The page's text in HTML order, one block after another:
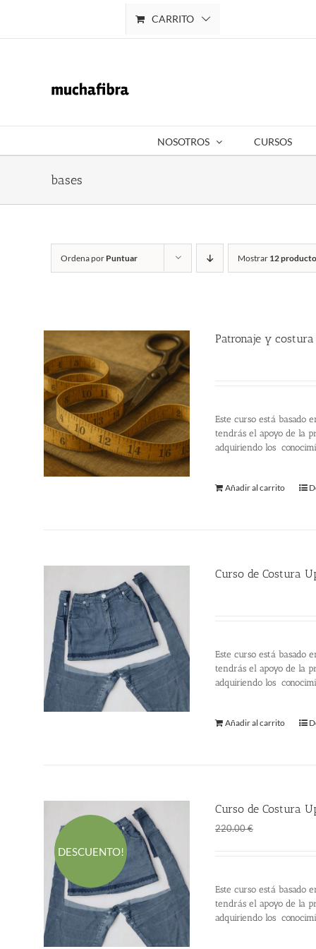
CARRITO
NOSOTROS CURSOS
bases
Ordena por Puntuar Mostrar 12
Patronaje y
Este curso está basado
tendrás el apoyo de la
adquiriendo los
Añadir al carrito
Curso de Costura
Este curso está basado
tendrás el apoyo de la
adquiriendo los
Añadir al carrito
DESCUENTO!
Curso de Costura
220.00€
era:
220.00 €.
Este curso está basado
tendrás el apoyo de la
adquiriendo los